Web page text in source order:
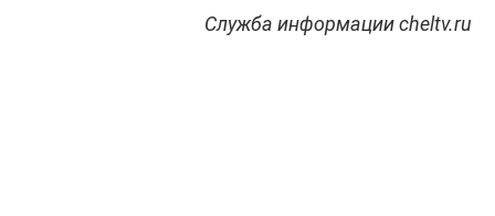
Служба информации cheltv.ru